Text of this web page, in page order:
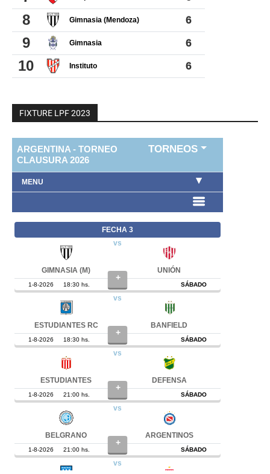
FIXTURE LPF 2023